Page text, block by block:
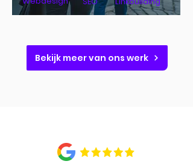
Bekijk meer van ons werk